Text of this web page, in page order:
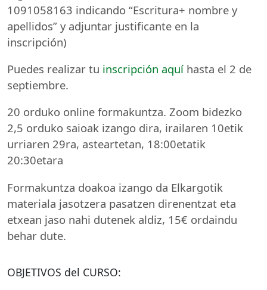
1091058163 indicando “Escritura+ nombre y
apellidos” y adjuntar justificante en la
inscripción)
Puedes realizar tu inscripción aquí hasta el 2 de
septiembre.
20 orduko online formakuntza. Zoom bidezko
2,5 orduko saioak izango dira, irailaren 10etik
urriaren 29ra, asteartetan, 18:00etatik
20:30etara
Formakuntza doakoa izango da Elkargotik
materiala jasotzera pasatzen direnentzat eta
etxean jaso nahi dutenek aldiz, 15€ ordaindu
behar dute.
OBJETIVOS del CURSO: